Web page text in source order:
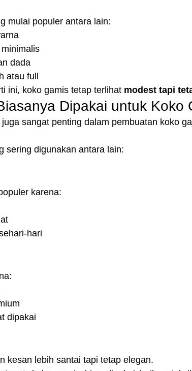
mulai populer antara lain:
dada
atau full
ini, koko gamis tetap terlihat modest tapi
Dipakai untuk Koko
sangat penting dalam pembuatan koko
sering digunakan antara lain:
karena:
hari
dipakai
kesan lebih santai tapi tetap elegan.